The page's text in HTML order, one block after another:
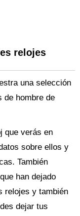
relojes
una selección
de hombre de
que verás en
sobre ellos y
También
han dejado
relojes y también
dejar tus